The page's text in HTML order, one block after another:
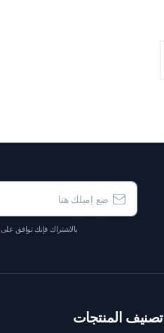
بالاشتراك فإنك توافق على
تصنيف المنتجات